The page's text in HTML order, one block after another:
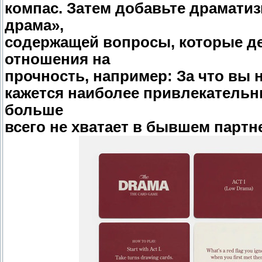
компас. Затем добавьте
драма»,
содержащей вопросы, которые
отношения на
прочность, например: За что вы
кажется наиболее
больше
всего не хватает в бывшем